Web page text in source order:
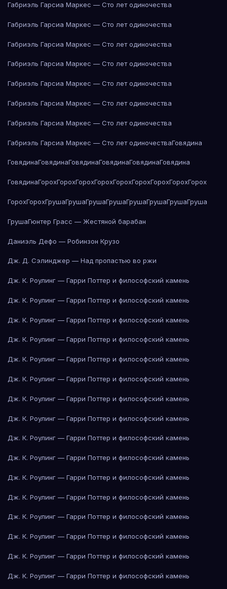
Габриэль Гарсиа Маркес — Сто лет одиночества
Габриэль Гарсиа Маркес — Сто лет одиночества
Габриэль Гарсиа Маркес — Сто лет одиночества
Габриэль Гарсиа Маркес — Сто лет одиночества
Габриэль Гарсиа Маркес — Сто лет одиночества
Габриэль Гарсиа Маркес — Сто лет одиночества
Габриэль Гарсиа Маркес — Сто лет одиночества
Габриэль Гарсиа Маркес — Сто лет одиночестваГовядина
ГовядинаГовядинаГовядинаГовядинаГовядинаГовядина
ГовядинаГорохГорохГорохГорохГорохГорохГорохГорохГорох
ГорохГорохГрушаГрушаГрушаГрушаГрушаГрушаГрушаГруша
ГрушаГюнтер Грасс — Жестяной барабан
Даниэль Дефо — Робинзон Крузо
Дж. Д. Сэлинджер — Над пропастью во ржи
Дж. К. Роулинг — Гарри Поттер и философский камень
Дж. К. Роулинг — Гарри Поттер и философский камень
Дж. К. Роулинг — Гарри Поттер и философский камень
Дж. К. Роулинг — Гарри Поттер и философский камень
Дж. К. Роулинг — Гарри Поттер и философский камень
Дж. К. Роулинг — Гарри Поттер и философский камень
Дж. К. Роулинг — Гарри Поттер и философский камень
Дж. К. Роулинг — Гарри Поттер и философский камень
Дж. К. Роулинг — Гарри Поттер и философский камень
Дж. К. Роулинг — Гарри Поттер и философский камень
Дж. К. Роулинг — Гарри Поттер и философский камень
Дж. К. Роулинг — Гарри Поттер и философский камень
Дж. К. Роулинг — Гарри Поттер и философский камень
Дж. К. Роулинг — Гарри Поттер и философский камень
Дж. К. Роулинг — Гарри Поттер и философский камень
Дж. К. Роулинг — Гарри Поттер и философский камень